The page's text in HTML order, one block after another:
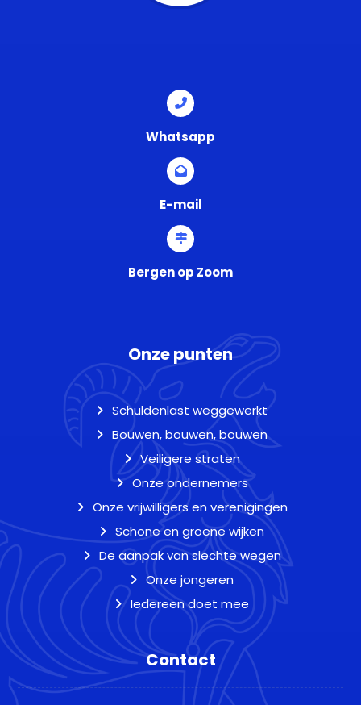
Whatsapp
E-mail
Bergen op Zoom
Onze punten
Schuldenlast weggewerkt
Bouwen, bouwen, bouwen
Veiligere straten
Onze ondernemers
Onze vrijwilligers en verenigingen
Schone en groene wijken
De aanpak van slechte wegen
Onze jongeren
Iedereen doet mee
Contact